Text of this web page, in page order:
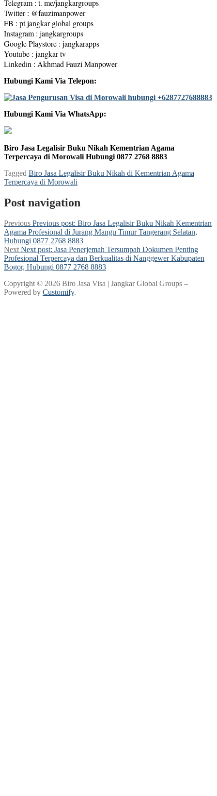
Telegram : t. me/jangkargroups
Twitter : @fauzimanpower
FB : pt jangkar global groups
Instagram : jangkargroups
Google Playstore : jangkarapps
Youtube : jangkar tv
Linkedin : Akhmad Fauzi Manpower
Hubungi Kami Via Telepon:
Hubungi Kami Via WhatsApp:
Biro Jasa Legalisir Buku Nikah Kementrian Agama
Terpercaya di Morowali Hubungi 0877 2768 8883
Tagged Biro Jasa Legalisir Buku Nikah di Kementrian Agama
Terpercaya di Morowali
Post navigation
Previous Previous post: Biro Jasa Legalisir Buku Nikah Kementrian
Agama Profesional di Jurang Mangu Timur Tangerang Selatan,
Hubungi 0877 2768 8883
Next Next post: Jasa Penerjemah Tersumpah Dokumen Penting
Profesional Terpercaya dan Berkualitas di Nanggewer Kabupaten
Bogor, Hubungi 0877 2768 8883
Copyright © 2026 Biro Jasa Visa | Jangkar Global Groups –
Powered by Customify.